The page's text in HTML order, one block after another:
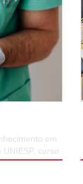
em
curso
MEC.